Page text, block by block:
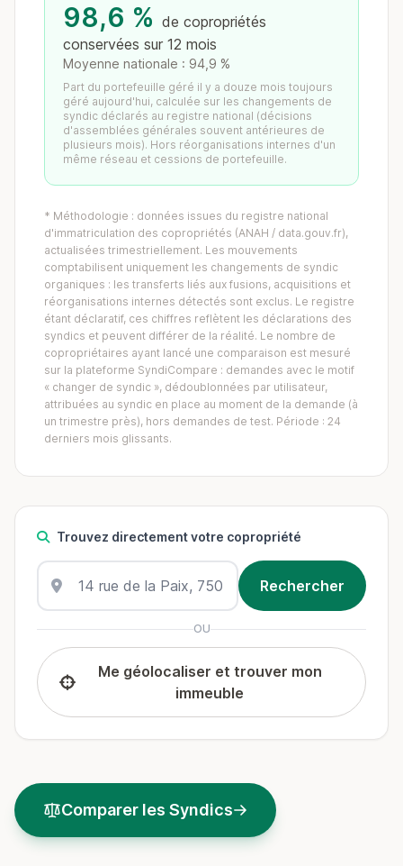
98,6 % de copropriétés
conservées sur 12 mois
Moyenne nationale : 94,9 %
Part du portefeuille géré il y a douze mois toujours
géré aujourd'hui, calculée sur les changements de
syndic déclarés au registre national (décisions
d'assemblées générales souvent antérieures de
plusieurs mois). Hors réorganisations internes d'un
même réseau et cessions de portefeuille.
* Méthodologie : données issues du registre national
d'immatriculation des copropriétés (ANAH / data.gouv.fr),
actualisées trimestriellement. Les mouvements
comptabilisent uniquement les changements de syndic
organiques : les transferts liés aux fusions, acquisitions et
réorganisations internes détectés sont exclus. Le registre
étant déclaratif, ces chiffres reflètent les déclarations des
syndics et peuvent différer de la réalité. Le nombre de
copropriétaires ayant lancé une comparaison est mesuré
sur la plateforme SyndiCompare : demandes avec le motif
« changer de syndic », dédoublonnées par utilisateur,
attribuées au syndic en place au moment de la demande (à
un trimestre près), hors demandes de test. Période : 24
derniers mois glissants.
Trouvez directement votre copropriété
OU
Me géolocaliser et trouver mon
immeuble
Comparer les Syndics